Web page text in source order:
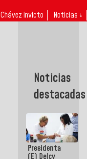
Chávez invicto Noticias ↓
Noticias
destacadas
Presidenta
(E) Delcy